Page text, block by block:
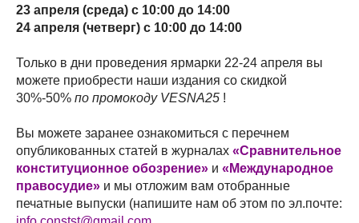
23 апреля (среда) с 10:00 до 14:00
24 апреля (четверг) с 10:00 до 14:00
Только в дни проведения ярмарки 22-24 апреля вы
можете приобрести наши издания со скидкой
30%-50% по промокоду VESNA25 !
Вы можете заранее ознакомиться с перечнем
опубликованных статей в журналах «Сравнительное
конституционное обозрение» и «Международное
правосудие» и мы отложим вам отобранные
печатные выпуски (напишите нам об этом по эл.почте: